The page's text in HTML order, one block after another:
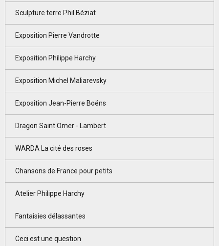
Sculpture terre Phil Béziat
Exposition Pierre Vandrotte
Exposition Philippe Harchy
Exposition Michel Maliarevsky
Exposition Jean-Pierre Boëns
Dragon Saint Omer - Lambert
WARDA La cité des roses
Chansons de France pour petits
Atelier Philippe Harchy
Fantaisies délassantes
Ceci est une question